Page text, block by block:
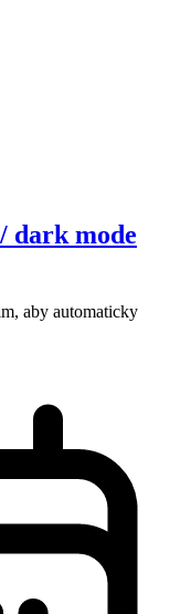
dark mode
aby automaticky